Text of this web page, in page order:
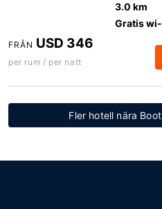
3.0 km
Gratis
FRÅN USD 346
per rum / per natt
Fler hotell nära